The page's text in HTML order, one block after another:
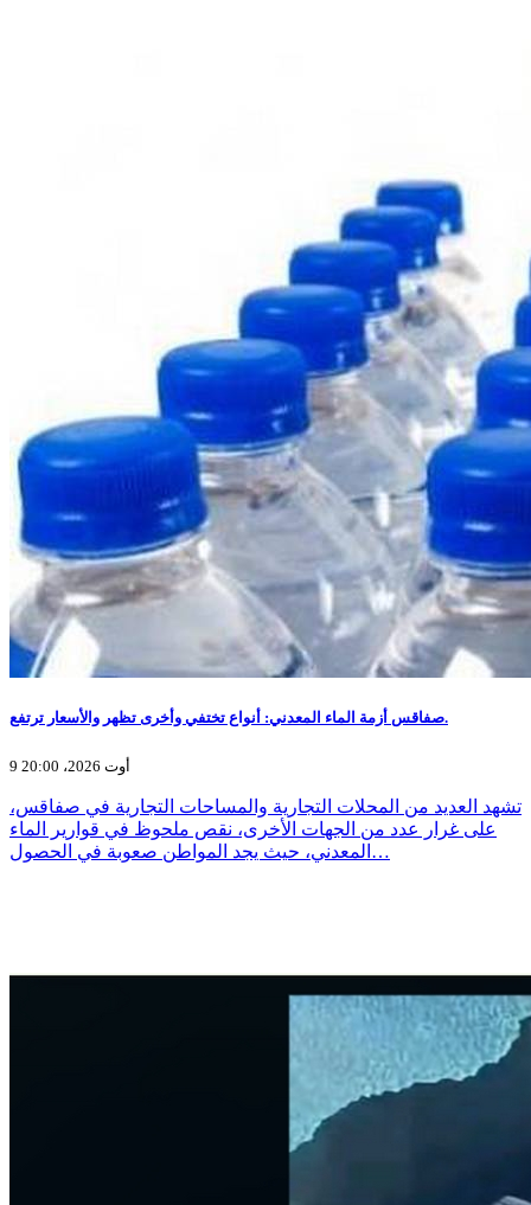
صفاقس أزمة الماء المعدني: أنواع تختفي وأخرى تظهر والأسعار ترتفع.
9 أوت 2026، 20:00
تشهد العديد من المحلات التجارية والمساحات التجارية في صفاقس،
على غرار عدد من الجهات الأخرى، نقص ملحوظ في قوارير الماء
المعدني، حيث يجد المواطن صعوبة في الحصول…